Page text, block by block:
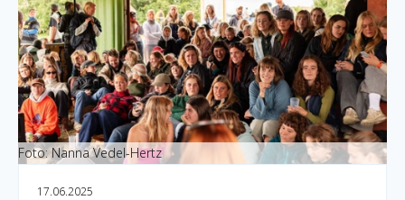
Foto: Nanna Vedel-Hertz
17.06.2025